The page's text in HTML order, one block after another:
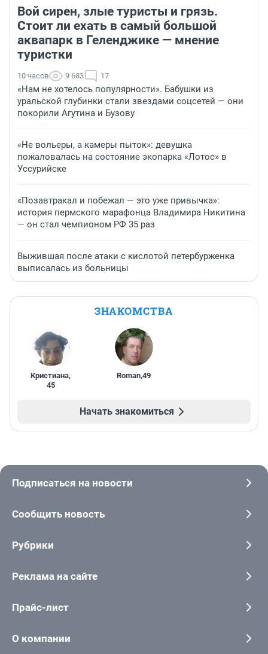
Вой сирен, злые туристы и грязь.
Стоит ли ехать в самый большой
аквапарк в Геленджике — мнение
туристки
10 часов 9 683 17
«Нам не хотелось популярности». Бабушки из
уральской глубинки стали звездами соцсетей — они
покорили Агутина и Бузову
«Не вольеры, а камеры пыток»: девушка
пожаловалась на состояние экопарка «Лотос» в
Уссурийске
«Позавтракал и побежал — это уже привычка»:
история пермского марафонца Владимира Никитина
— он стал чемпионом РФ 35 раз
Выжившая после атаки с кислотой петербурженка
выписалась из больницы
ЗНАКОМСТВА
Кристиана,
45
Roman,49
Начать знакомиться
Подписаться на новости
Сообщить новость
Рубрики
Реклама на сайте
Прайс-лист
О компании